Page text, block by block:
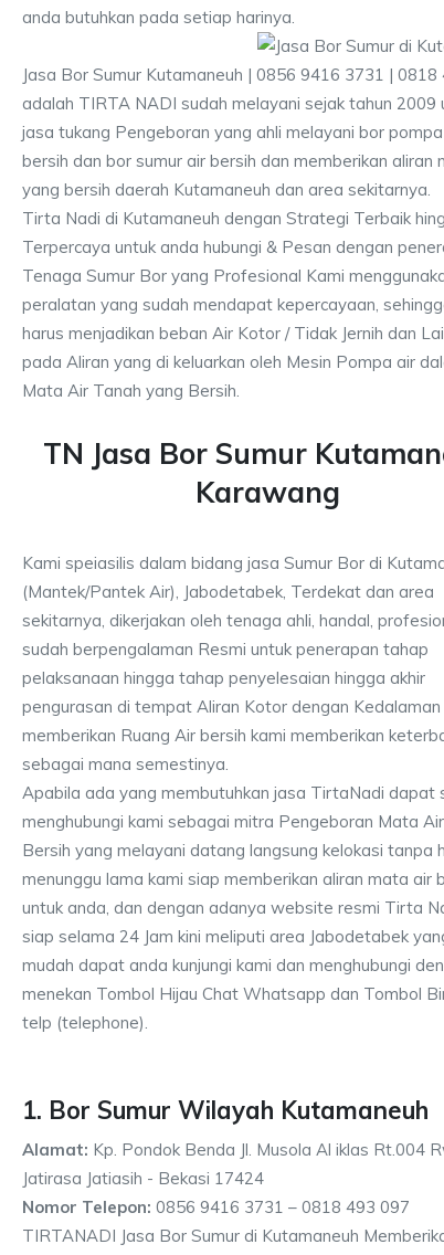
anda butuhkan pada setiap harinya.
Jasa Bor Sumur Kutamaneuh | 0856 9416 3731 | 0818
adalah TIRTA NADI sudah melayani sejak tahun 2009
jasa tukang Pengeboran yang ahli melayani bor
bersih dan bor sumur air bersih dan memberikan aliran
yang bersih daerah Kutamaneuh dan area sekitarnya.
Tirta Nadi di Kutamaneuh dengan Strategi Terbaik
Terpercaya untuk anda hubungi & Pesan dengan
Tenaga Sumur Bor yang Profesional Kami
peralatan yang sudah mendapat kepercayaan,
harus menjadikan beban Air Kotor / Tidak Jernih dan
pada Aliran yang di keluarkan oleh Mesin Pompa air
Mata Air Tanah yang Bersih.
TN Jasa Bor Sumur
Karawang
Kami speiasilis dalam bidang jasa Sumur Bor di
(Mantek/Pantek Air), Jabodetabek, Terdekat dan area
sekitarnya, dikerjakan oleh tenaga ahli, handal,
sudah berpengalaman Resmi untuk penerapan tahap
pelaksanaan hingga tahap penyelesaian hingga akhir
pengurasan di tempat Aliran Kotor dengan Kedalaman
memberikan Ruang Air bersih kami memberikan
sebagai mana semestinya.
Apabila ada yang membutuhkan jasa TirtaNadi dapat
menghubungi kami sebagai mitra Pengeboran Mata
Bersih yang melayani datang langsung kelokasi tanpa
menunggu lama kami siap memberikan aliran mata air
untuk anda, dan dengan adanya website resmi Tirta
siap selama 24 Jam kini meliputi area Jabodetabek
mudah dapat anda kunjungi kami dan menghubungi
menekan Tombol Hijau Chat Whatsapp dan Tombol
telp (telephone).
1. Bor Sumur Wilayah Kutamaneuh
Alamat: Kp. Pondok Benda Jl. Musola Al iklas Rt.004
Jatirasa Jatiasih - Bekasi 17424
Nomor Telepon: 0856 9416 3731 – 0818 493 097
TIRTANADI Jasa Bor Sumur di Kutamaneuh